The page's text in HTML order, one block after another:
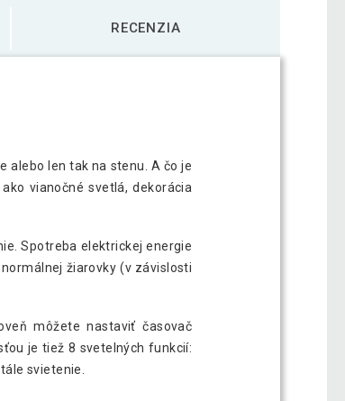
RECENZIA
alebo len tak na stenu. A čo je
vianočné svetlá, dekorácia
Spotreba elektrickej energie
žiarovky (v závislosti
môžete nastaviť časovač
je tiež 8 svetelných funkcií:
svietenie.